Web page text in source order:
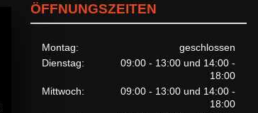
ÖFFNUNGSZEITEN
Montag:
geschlossen
Dienstag:
09:00 - 13:00 und 14:00 -
18:00
Mittwoch:
09:00 - 13:00 und 14:00 -
18:00